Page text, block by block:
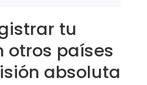
tu
otros países
absoluta